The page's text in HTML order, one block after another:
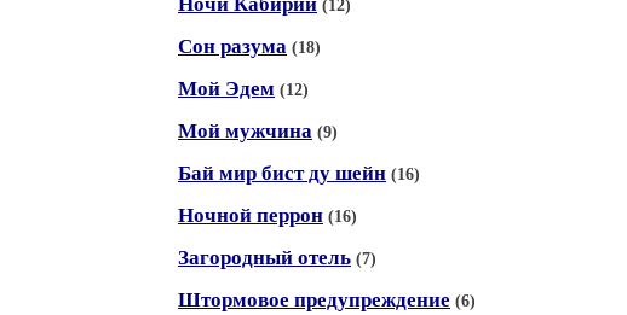
(12)
Сон разума (18)
Мой Эдем (12)
Мой мужчина (9)
Бай мир бист ду шейн (16)
Ночной перрон (16)
Загородный отель (7)
Штормовое предупреждение (6)